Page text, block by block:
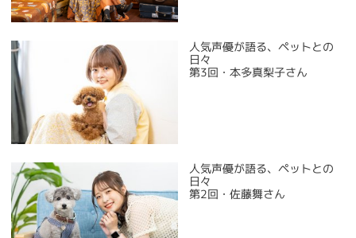
人気声優が語る、ペットとの
日々
第3回・本多真梨子さん
人気声優が語る、ペットとの
日々
第2回・佐藤舞さん